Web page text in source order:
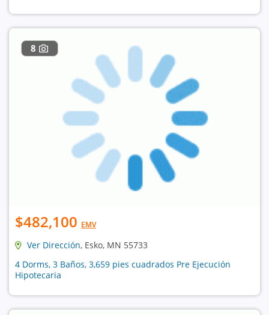
8
$482,100 EMV
Ver Dirección, Esko, MN 55733
4 Dorms, 3 Baños, 3,659 pies cuadrados Pre Ejecución
Hipotecaria